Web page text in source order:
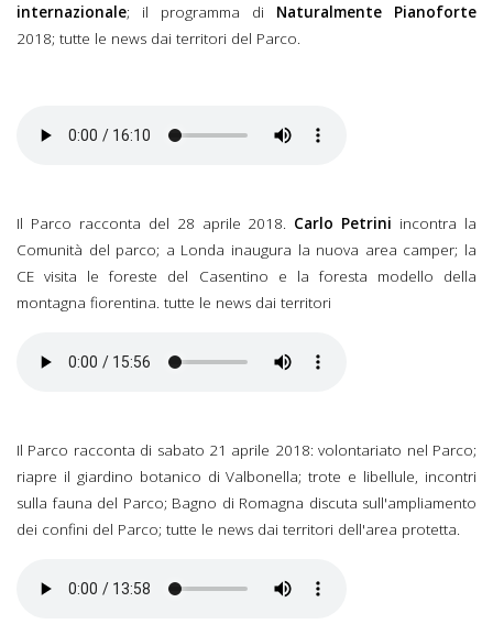
internazionale; il programma di Naturalmente Pianoforte
2018; tutte le news dai territori del Parco.
Il Parco racconta del 5
Il Parco racconta del 28 aprile 2018. Carlo Petrini incontra la
Comunità del parco; a Londa inaugura la nuova area camper; la
CE visita le foreste del Casentino e la foresta modello della
montagna fiorentina. tutte le news dai territori
Il Parco racconta del 28
Il Parco racconta di sabato 21 aprile 2018: volontariato nel Parco;
riapre il giardino botanico di Valbonella; trote e libellule, incontri
sulla fauna del Parco; Bagno di Romagna discuta sull'ampliamento
dei confini del Parco; tutte le news dai territori dell'area protetta.
Il Parco racconta del 21